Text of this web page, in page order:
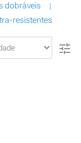
dobráveis
resistentes